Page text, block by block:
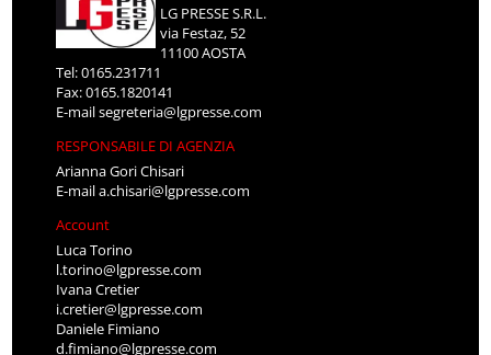
LG PRESSE S.R.L.
via Festaz, 52
11100 AOSTA
Tel: 0165.231711
Fax: 0165.1820141
E-mailsegreteria@lgpresse.com
RESPONSABILE DI AGENZIA
Arianna Gori Chisari
E-maila.chisari@lgpresse.com
Account
Luca Torino
l.torino@lgpresse.com
Ivana Cretier
i.cretier@lgpresse.com
Daniele Fimiano
d.fimiano@lgpresse.com